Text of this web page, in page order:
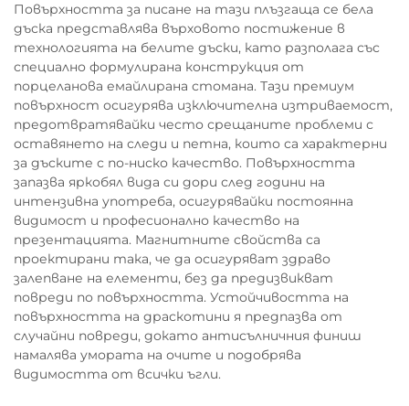
Повърхността за писане на тази плъзгаща се бела
дъска представлява върховото постижение в
технологията на белите дъски, като разполага със
специално формулирана конструкция от
порцеланова емайлирана стомана. Тази премиум
повърхност осигурява изключителна изтриваемост,
предотвратявайки често срещаните проблеми с
оставянето на следи и петна, които са характерни
за дъските с по-ниско качество. Повърхността
запазва яркобял вида си дори след години на
интензивна употреба, осигурявайки постоянна
видимост и професионално качество на
презентацията. Магнитните свойства са
проектирани така, че да осигуряват здраво
залепване на елементи, без да предизвикват
повреди по повърхността. Устойчивостта на
повърхността на драскотини я предпазва от
случайни повреди, докато антисълничния финиш
намалява умората на очите и подобрява
видимостта от всички ъгли.